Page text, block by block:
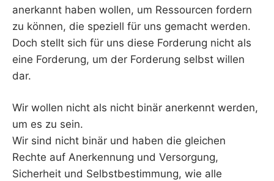
anerkannt haben wollen, um Ressourcen fordern
zu können, die speziell für uns gemacht werden.
Doch stellt sich für uns diese Forderung nicht als
eine Forderung, um der Forderung selbst willen
dar.
Wir wollen nicht als nicht binär anerkennt werden,
um es zu sein.
Wir sind nicht binär und haben die gleichen
Rechte auf Anerkennung und Versorgung,
Sicherheit und Selbstbestimmung, wie alle